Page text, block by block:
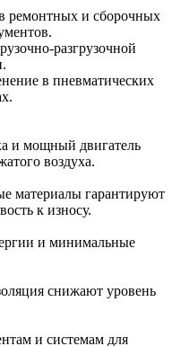
ремонтных и сборочных
разгрузочной
в пневматических
и мощный двигатель
воздуха.
материалы гарантируют
к износу.
и минимальные
снижают уровень
и системам для